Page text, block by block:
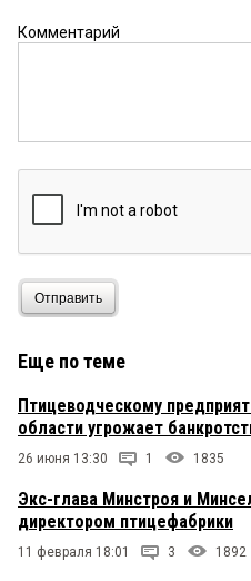
Комментарий
Отправить
Еще по теме
Птицеводческому
области угрожает
26 июня 13:30 1 1835
Экс-глава Минстроя и
директором птицефабрики
11 февраля 18:01 3 1892